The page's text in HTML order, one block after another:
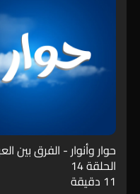
حوار وأنوار - الفرق بين
الحلقة 14
11 دقيقة